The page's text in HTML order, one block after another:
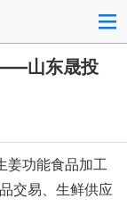
山东晟投
姜功能食品加工
交易、生鲜供应